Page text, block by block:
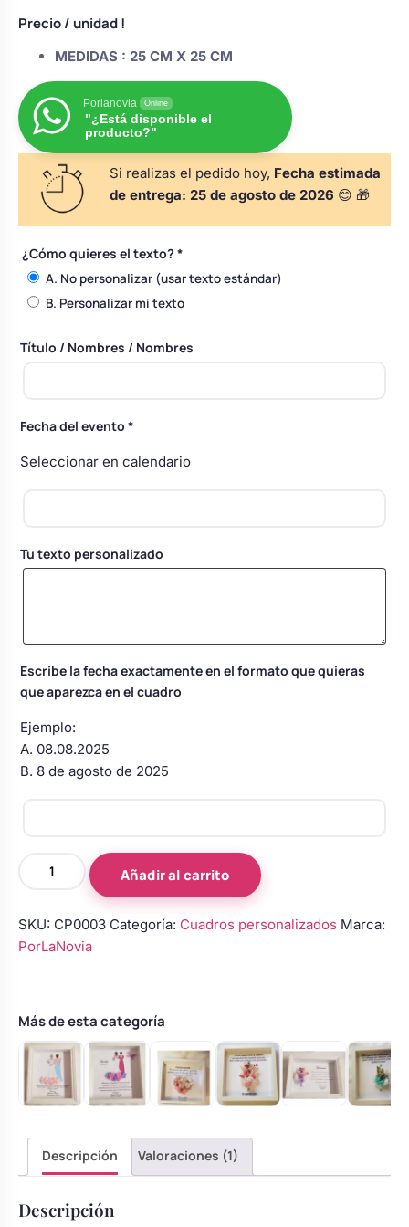
para arras
alianzas
porta alianzas
de boda
y pala tarta
damas de honor
bebé boda
Perchas de comunión
Rasca y Gana para Comunión:
Sorpresas y Diversión
Ver todo
Bolsos personalizados
Neceseres personalizados
Otros regalos
Ver todo
Precio/ unidad !
MEDIDAS : 25 CM X 25 CM
Porlanovia Online
"¿Está disponible el
producto?"
Si realizas el pedido hoy, Fecha estimada
de entrega: 25 de agosto de 2026 😊 🎁
¿Cómo quieres el texto? *
A. No personalizar (usar texto estándar)
B. Personalizar mi texto
Título / Nombres / Nombres
Fecha del evento *
Seleccionar en calendario
Tu texto personalizado
Escribe la fecha exactamente en el formato que quieras
que aparezca en el cuadro
Ejemplo:
A. 08.08.2025
B. 8 de agosto de 2025
agradecimiento,
mamá
–
cantidad
Añadir al carrito
SKU: CP0003 Categoría: Cuadros personalizados Marca:
PorLaNovia
Más de esta categoría
Descripción Valoraciones (1)
Descripción